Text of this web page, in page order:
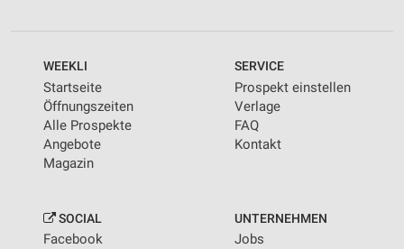
WEEKLI
Startseite
Öffnungszeiten
Alle Prospekte
Angebote
Magazin
SERVICE
Prospekt einstellen
Verlage
FAQ
Kontakt
SOCIAL
Facebook
UNTERNEHMEN
Jobs